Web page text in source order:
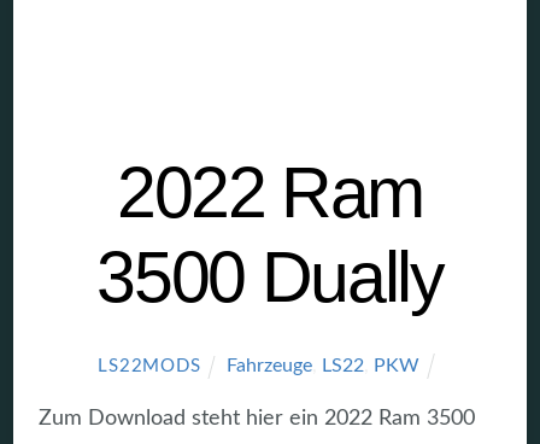
2022 Ram
3500 Dually
LS22MODS Fahrzeuge, LS22 PKW
Zum Download steht hier ein 2022 Ram 3500